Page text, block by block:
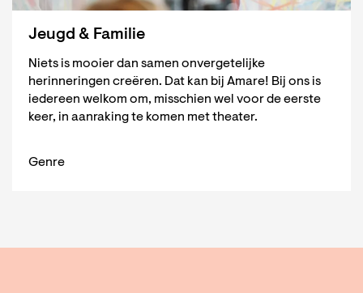
Jeugd & Familie
Niets is mooier dan samen onvergetelijke
herinneringen creëren. Dat kan bij Amare! Bij ons is
iedereen welkom om, misschien wel voor de eerste
keer, in aanraking te komen met theater.
Genre